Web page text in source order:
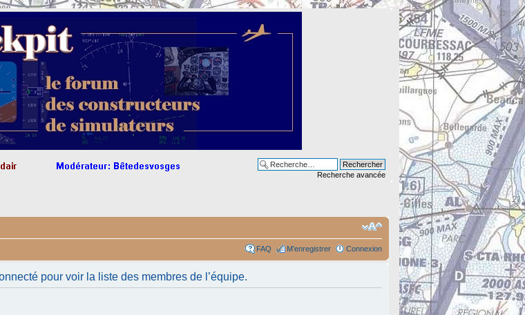
Recherche avancée
FAQ M’enregistrer Connexion
pour voir la liste des membres de l’équipe.